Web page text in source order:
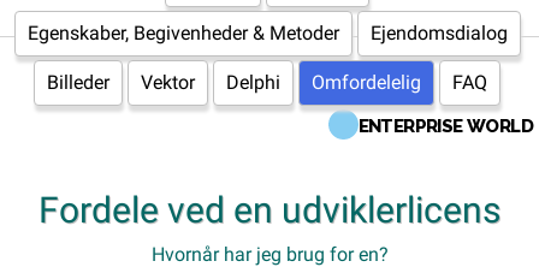
Egenskaber, Begivenheder & Metoder Ejendomsdialog
Billeder Vektor Delphi Omfordelelig FAQ
ENTERPRISE WORLD
Fordele ved en udviklerlicens
Hvornår har jeg brug for en?